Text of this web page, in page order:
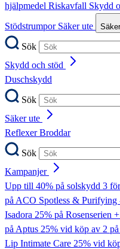
hjälpmedel Riskavfall Skydd
Stödstrumpor Säker ute
Sök
Skydd och stöd
Duschskydd
Sök
Säker ute
ReflexerBroddar
Sök
Kampanjer
Upp till 40% på solskydd 3
på ACO Spotless & Purifying
Isadora 25% på Rosenserien
på Aptus 25% vid köp av 2
Lip Intimate Care 25% vid